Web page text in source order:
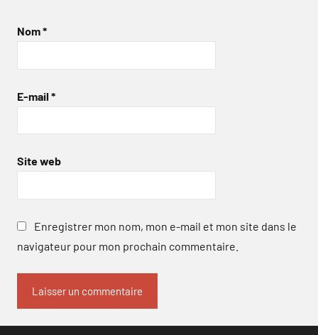
Nom*
E-mail *
Site web
Enregistrer mon nom, mon e-mail et mon site dans le
navigateur pour mon prochain commentaire.